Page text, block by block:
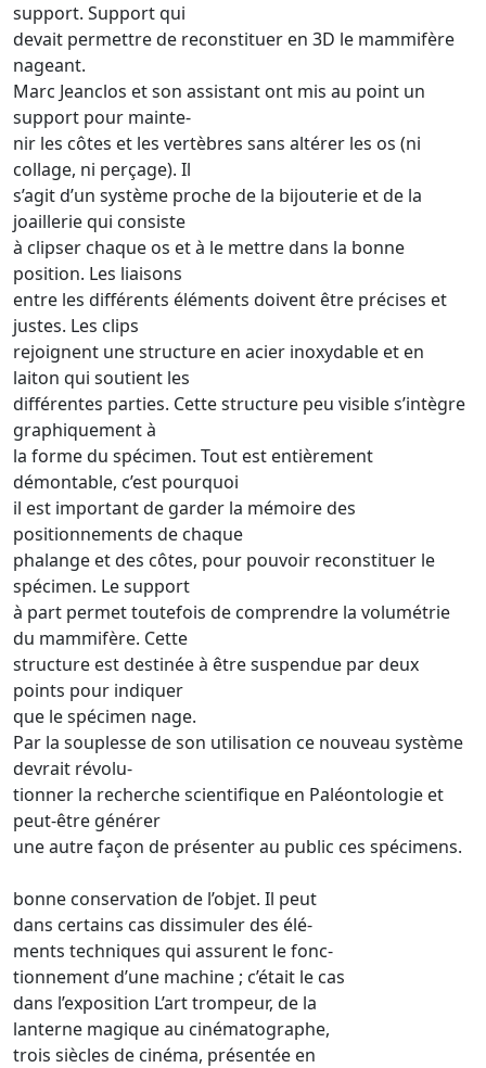
support. Support qui
devait permettre de reconstituer en 3D le mammifère
nageant.
Marc Jeanclos et son assistant ont mis au point un
support pour mainte-
nir les côtes et les vertèbres sans altérer les os (ni
collage, ni perçage). Il
s’agit d’un système proche de la bijouterie et de la
joaillerie qui consiste
à clipser chaque os et à le mettre dans la bonne
position. Les liaisons
entre les différents éléments doivent être précises et
justes. Les clips
rejoignent une structure en acier inoxydable et en
laiton qui soutient les
différentes parties. Cette structure peu visible s’intègre
graphiquement à
la forme du spécimen. Tout est entièrement
démontable, c’est pourquoi
il est important de garder la mémoire des
positionnements de chaque
phalange et des côtes, pour pouvoir reconstituer le
spécimen. Le support
à part permet toutefois de comprendre la volumétrie
du mammifère. Cette
structure est destinée à être suspendue par deux
points pour indiquer
que le spécimen nage.
Par la souplesse de son utilisation ce nouveau système
devrait révolu-
tionner la recherche scientifique en Paléontologie et
peut-être générer
une autre façon de présenter au public ces spécimens.
bonne conservation de l’objet. Il peut
dans certains cas dissimuler des élé-
ments techniques qui assurent le fonc-
tionnement d’une machine ; c’était le cas
dans l’exposition L’art trompeur, de la
lanterne magique au cinématographe,
trois siècles de cinéma, présentée en